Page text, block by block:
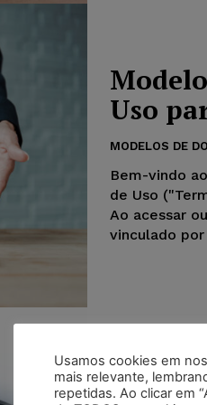
Uso
MODELOS DE
Bem-vindo
de Uso
Ao acessar
vinculado
Usamos cookies em
mais relevante,
repetidas. Ao clicar em